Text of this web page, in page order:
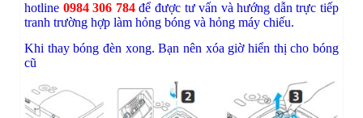
hotline 0984 306 784để được tư vấn và hướng dẫn trực tiếp
tranh trường hợp làm hỏng bóng và hỏng máy chiếu.
Khi thay bóng đèn xong. Bạn nên xóa giờ hiển thị cho bóng
cũ